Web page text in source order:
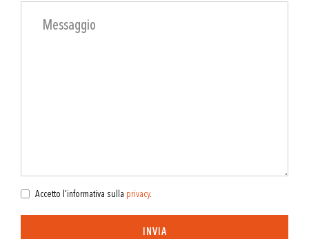
Accetto l'informativa sulla privacy.
INVIA